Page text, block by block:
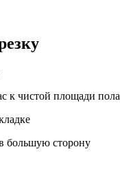
к чистой площади пола
большую сторону